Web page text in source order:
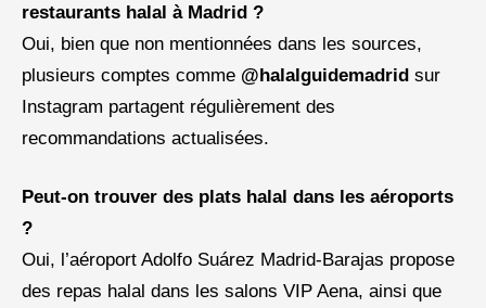
restaurants halal à Madrid ?
Oui, bien que non mentionnées dans les sources,
plusieurs comptes comme @halalguidemadrid sur
Instagram partagent régulièrement des
recommandations actualisées.
Peut-on trouver des plats halal dans les aéroports
?
Oui, l’aéroport Adolfo Suárez Madrid-Barajas propose
des repas halal dans les salons VIP Aena, ainsi que